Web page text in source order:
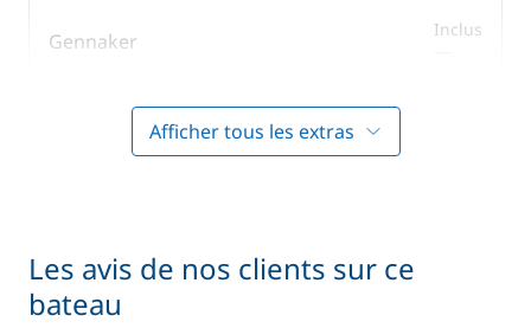
Gennaker Inclus
Kit de bienvenue
Moteur Hors Bord
Afficher tous les extras
Les avis de nos clients sur ce
bateau